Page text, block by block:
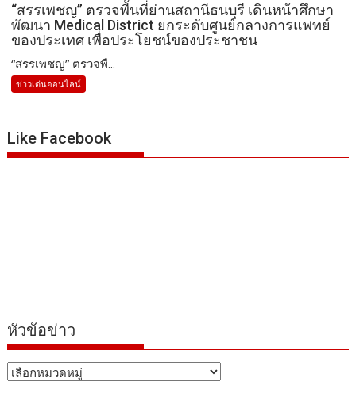
“สรรเพชญ” ตรวจพื้นที่ย่านสถานีธนบุรี เดินหน้าศึกษา
พัฒนา Medical District ยกระดับศูนย์กลางการแพทย์
ของประเทศ เพื่อประโยชน์ของประชาชน
“สรรเพชญ” ตรวจพื...
ข่าวเด่นออนไลน์
Like Facebook
หัวข้อข่าว
หัวข้อ